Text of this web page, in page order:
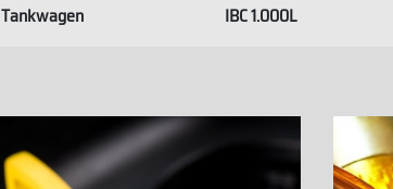
Tankwagen IBC 1.000L
WHITELABEL